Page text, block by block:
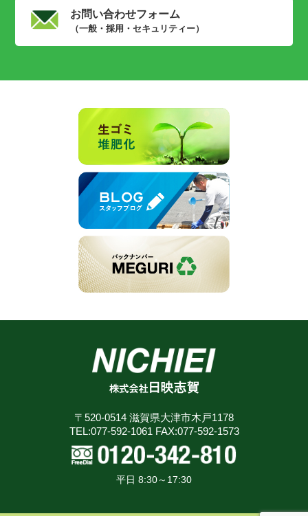
お問い合わせフォーム
（一般・採用・セキュリティー）
〒520-0514 滋賀県大津市木戸1178
TEL:077-592-1061 FAX:077-592-1573
平日 8:30～17:30